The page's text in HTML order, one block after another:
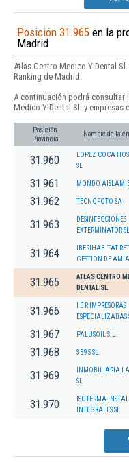
Posición 31.965 en la
Madrid
Atlas Centro Medico Y Dental
Ranking de Madrid.
A continuación podrá consultar
Medico Y Dental Sl. y
Posición
Provincia
Nombre de la
31.960
LOPEZ COCA
SL
31.961 MONDO
31.962 TECNOFOTO SA
31.963
DESINFECCIONES
EXTERMINATOR SL
31.964
IBERIHABITAT
GESTION DE
31.965
ATLAS CENTRO
DENTAL SL.
31.966
I E R IMPRESORAS
ESPECIALIZADAS
31.967 PALUSOIL S.L.
31.968 3B95 SL.
31.969
INMOBILIARIA
SL
31.970
ISOTERMA
INTEGRALES SL